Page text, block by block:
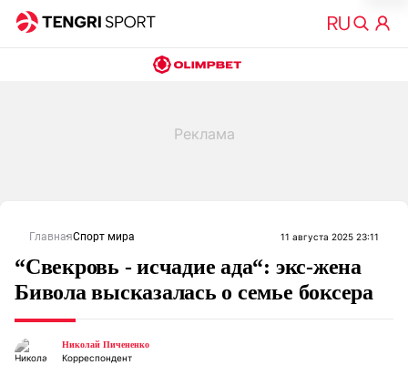
ГлавнаяСпорт мира 11 августа 2025 23:11
“Свекровь - исчадие ада“: экс-жена
Бивола высказалась о семье боксера
Николай Пичененко
Корреспондент